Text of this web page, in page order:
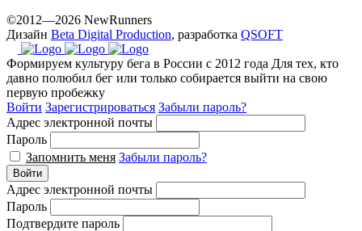
©2012—2026 NewRunners
Дизайн Beta Digital Production, разработка QSOFT
Формируем культуру бега в России с 2012 года Для тех, кто
давно полюбил бег или только собирается выйти на свою
первую пробежку
Войти Зарегистрироваться Забыли пароль?
Адрес электронной почты
Пароль
Запомнить меня Забыли пароль?
Войти
Адрес электронной почты
Пароль
Подтвердите пароль